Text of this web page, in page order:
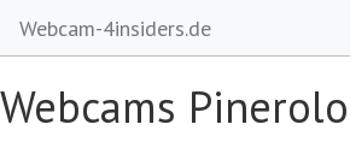
Webcam-4insiders.de
Webcams Pinerolo